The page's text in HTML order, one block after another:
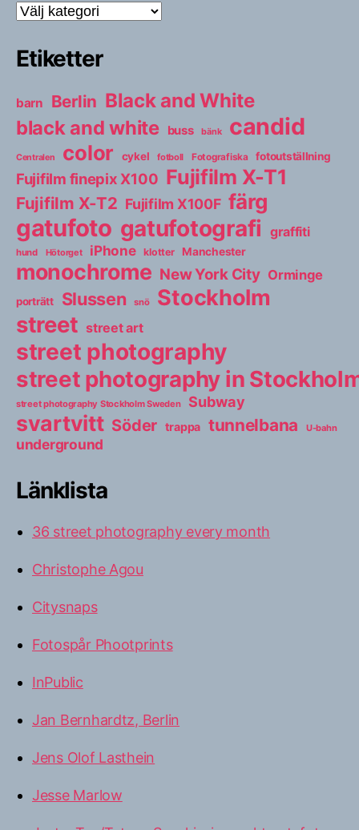
Kategorier
Etiketter
barn Berlin Black and White
black and white
buss bänk candid
Centralen color cykel fotboll Fotografiska fotoutställning
Fujifilm finepix X100 Fujifilm X-T1
Fujifilm X-T2 Fujifilm X100F färg
gatufoto gatufotografi graffiti
hund Hötorget iPhone klotter Manchester
monochrome New York City Orminge
porträtt Slussen snö Stockholm
street street art
street photography
street photography in
street photography Stockholm Sweden Subway
svartvitt Söder trappa tunnelbana U-bahn
underground
Länklista
36 street photography every month
Christophe Agou
Citysnaps
Fotospår Phootprints
InPublic
Jan Bernhardtz, Berlin
Jens Olof Lasthein
Jesse Marlow